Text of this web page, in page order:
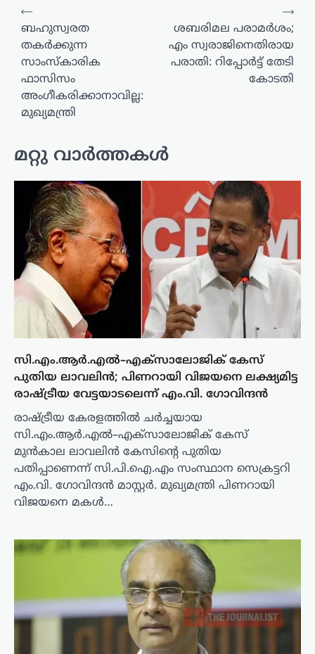
പോസ്റ്റുകളിലൂടെ
⟵
ബഹുസ്വരത
തകർക്കുന്ന
സാംസ്കാരിക
ഫാസിസം
അംഗീകരിക്കാനാവില്ല:
മുഖ്യമന്ത്രി
ശബരിമല പരാമർശം;
എം സ്വരാജിനെതിരായ
പരാതി: റിപ്പോർട്ട് തേടി
കോടതി
⟶
മറ്റു വാർത്തകൾ
സി.എം.ആർ.എൽ–എക്‌സാലോജിക് കേസ്
പുതിയ ലാവലിൻ; പിണറായി വിജയനെ ലക്ഷ്യമിട്ട
രാഷ്ട്രീയ വേട്ടയാടലെന്ന് എം.വി. ഗോവിന്ദൻ
രാഷ്ട്രീയ കേരളത്തിൽ ചർച്ചയായ
സി.എം.ആർ.എൽ–എക്‌സാലോജിക് കേസ്
മുൻകാല ലാവലിൻ കേസിന്റെ പുതിയ
പതിപ്പാണെന്ന് സി.പി.ഐ.എം സംസ്ഥാന സെക്രട്ടറി
എം.വി. ഗോവിന്ദൻ മാസ്റ്റർ. മുഖ്യമന്ത്രി പിണറായി
വിജയനെ മകൾ…